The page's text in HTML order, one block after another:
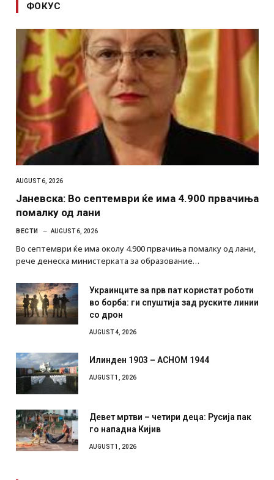
ФОКУС
AUGUST 6, 2026
Јаневска: Во септември ќе има 4.900 првачиња
помалку од лани
ВЕСТИ AUGUST 6, 2026
Во септември ќе има околу 4.900 првачиња помалку од лани,
рече денеска министерката за образование…
Украинците за прв пат користат роботи
во борба: ги спуштија зад руските линии
со дрон
AUGUST 4, 2026
Илинден 1903 – АСНОМ 1944
AUGUST 1, 2026
Девет мртви – четири деца: Русија пак
го нападна Кијив
AUGUST 1, 2026